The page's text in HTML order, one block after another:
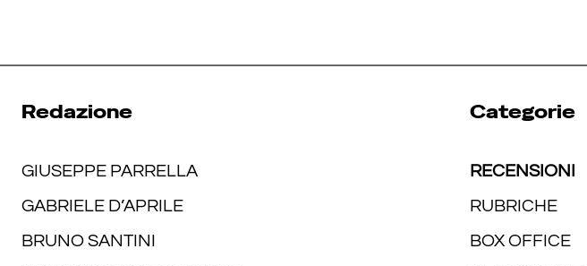
Redazione
GIUSEPPE PARRELLA
GABRIELE D’APRILE
BRUNO SANTINI
Categorie
RECENSIONI
RUBRICHE
BOX OFFICE